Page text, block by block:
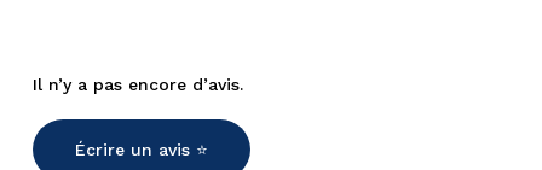
Il n’y a pas encore d’avis.
Écrire un avis ⭐️